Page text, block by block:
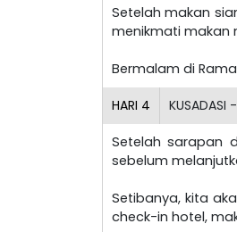
Setelah makan
menikmati makan
Bermalam di
HARI 4
Setelah sarapan
sebelum
Setibanya, kita
check-in hotel,